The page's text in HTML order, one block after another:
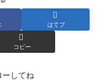
はてブ
コピー
ーしてね